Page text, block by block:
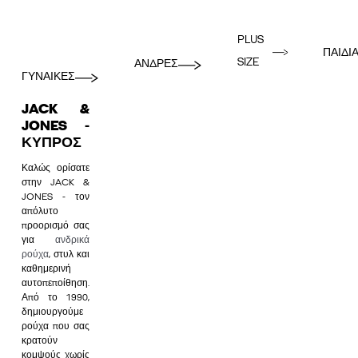
ΓΥΝΑΙΚΕΣ
ΑΝΔΡΕΣ
PLUS
SIZE
ΠΑΙΔΙΑ
JACK &
JONES -
ΚΎΠΡΟΣ
Καλώς ορίσατε
στην JACK &
JONES - τον
απόλυτο
προορισμό σας
για ανδρικά
ρούχα, στυλ και
καθημερινή
αυτοπεποίθηση.
Από το 1990,
δημιουργούμε
ρούχα που σας
κρατούν
κομψούς χωρίς